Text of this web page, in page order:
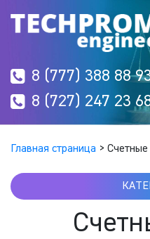
8 (777) 388 88
8 (727) 247 23
Главная страница > Счетные